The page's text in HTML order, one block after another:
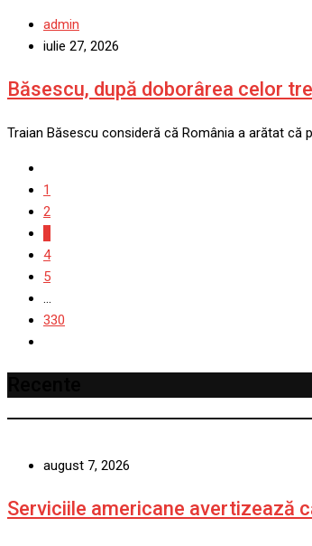
admin
iulie 27, 2026
Băsescu, după doborârea celor
Traian Băsescu consideră că România a arătat că
1
2
4
5
...
330
august 7, 2026
Serviciile americane avertizează